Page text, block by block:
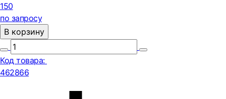
150
по запросу
В корзину
Код товара:
462866